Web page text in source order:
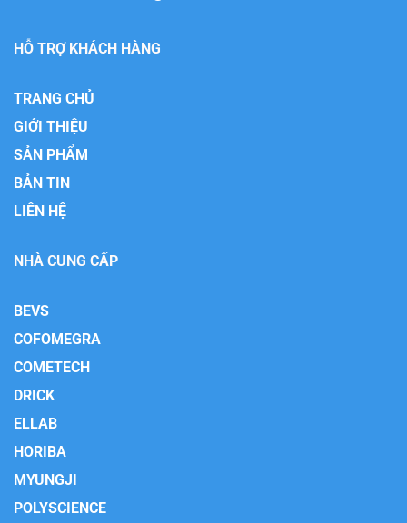
HỖ TRỢ KHÁCH HÀNG
TRANG CHỦ
GIỚI THIỆU
SẢN PHẨM
BẢN TIN
LIÊN HỆ
NHÀ CUNG CẤP
BEVS
COFOMEGRA
COMETECH
DRICK
ELLAB
HORIBA
MYUNGJI
POLYSCIENCE